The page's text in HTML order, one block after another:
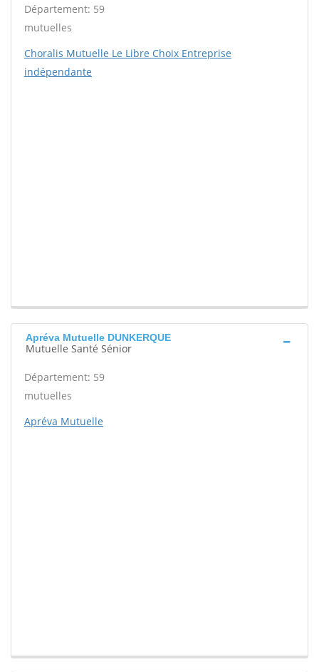
Département: 59
mutuelles
Choralis Mutuelle Le Libre Choix Entreprise
indépendante
Apréva Mutuelle DUNKERQUE
Mutuelle Santé Sénior
Département: 59
mutuelles
Apréva Mutuelle